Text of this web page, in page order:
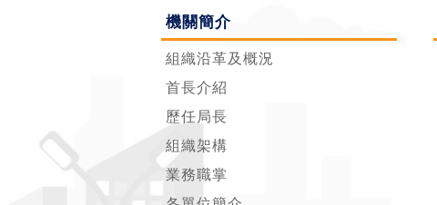
機關簡介
組織沿革及概況
首長介紹
歷任局長
組織架構
業務職掌